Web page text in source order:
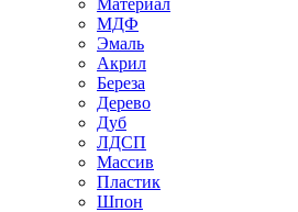
Материал
МДФ
Эмаль
Акрил
Береза
Дерево
Дуб
ЛДСП
Массив
Пластик
Шпон